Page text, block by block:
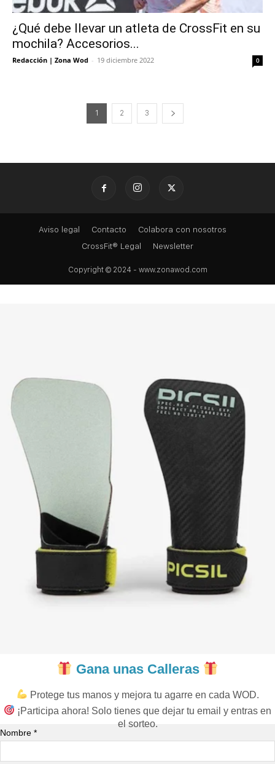
¿Qué debe llevar un atleta de CrossFit en su
mochila? Accesorios...
Redacción | Zona Wod - 19 diciembre 2022 0
1 2 3
Aviso legal Contacto
Colabora con nosotros
CrossFit® Legal
Newsletter
Copyright © 2024 - www.zonawod.com
Gana unas Calleras
Protege tus manos y mejora tu agarre en cada WOD.
¡Participa ahora! Solo tienes que dejar tu email y entras en
el sorteo.
Nombre *